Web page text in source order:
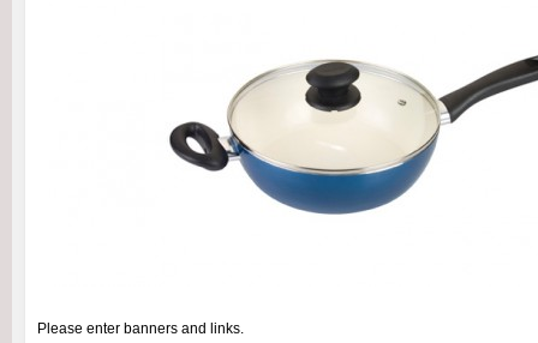
Please enter banners and links.